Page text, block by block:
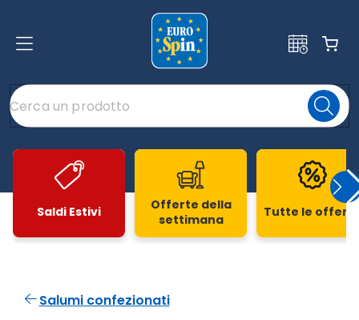
Saldi Estivi
Offerte della
settimana
Tutte le
Salumi confezionati